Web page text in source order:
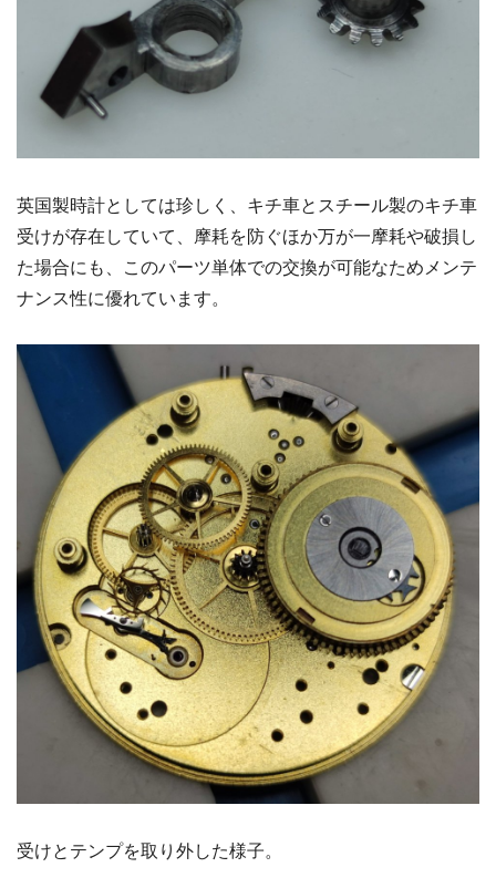
英国製時計としては珍しく、キチ車とスチール製のキチ車
受けが存在していて、摩耗を防ぐほか万が一摩耗や破損し
た場合にも、このパーツ単体での交換が可能なためメンテ
ナンス性に優れています。
受けとテンプを取り外した様子。